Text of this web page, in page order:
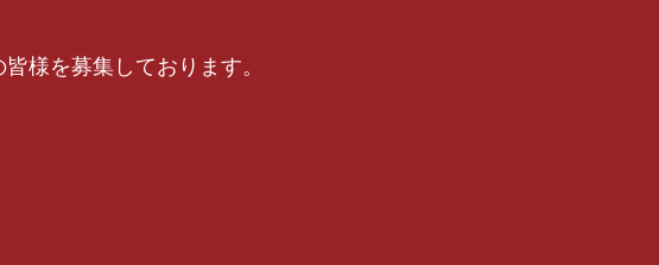
様を募集しております。